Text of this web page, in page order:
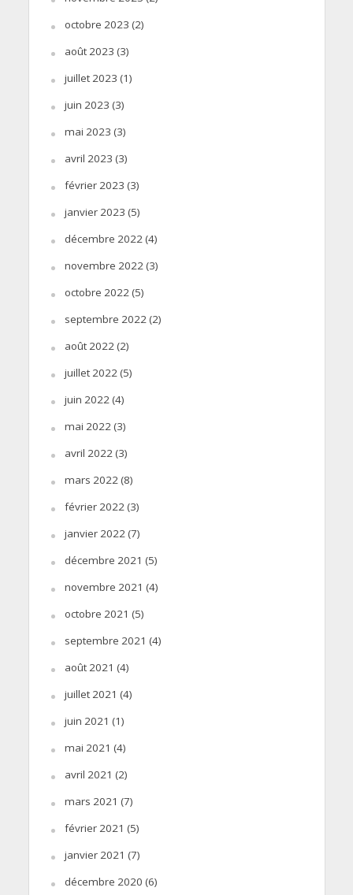
octobre 2023 (2)
août 2023 (3)
juillet 2023 (1)
juin 2023 (3)
mai 2023 (3)
avril 2023 (3)
février 2023 (3)
janvier 2023 (5)
décembre 2022(4)
novembre 2022(3)
octobre 2022(5)
septembre 2022(2)
août 2022(2)
juillet 2022(5)
juin 2022(4)
mai 2022(3)
avril 2022(3)
mars 2022(8)
février 2022(3)
janvier 2022(7)
décembre 2021 (5)
novembre 2021 (4)
octobre 2021 (5)
septembre 2021 (4)
août 2021 (4)
juillet 2021 (4)
juin 2021 (1)
mai 2021 (4)
avril 2021 (2)
mars 2021 (7)
février 2021 (5)
janvier 2021 (7)
décembre 2020 (6)